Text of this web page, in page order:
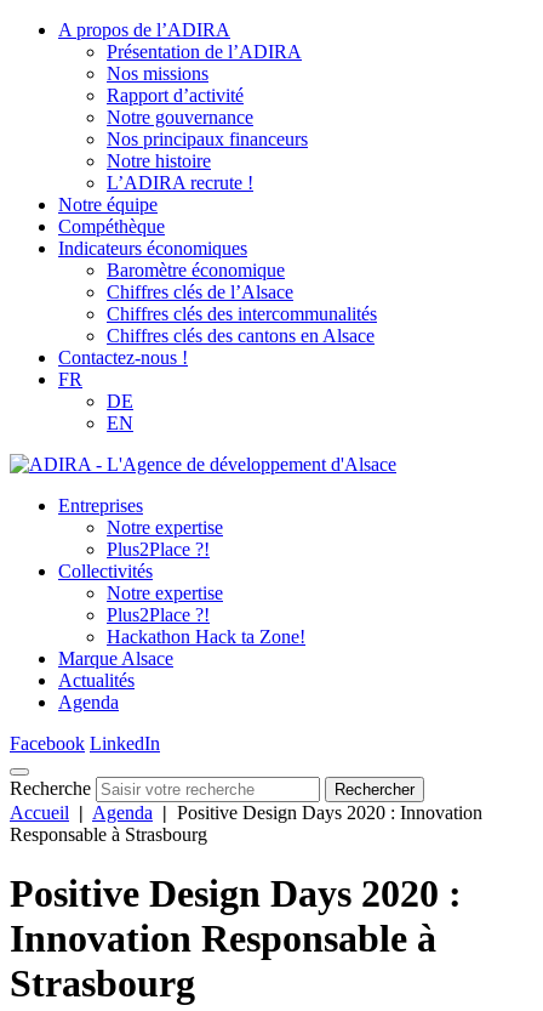
A propos de l’ADIRA
Présentation de l’ADIRA
Nos missions
Rapport d’activité
Notre gouvernance
Nos principaux financeurs
Notre histoire
L’ADIRA recrute !
Notre équipe
Compéthèque
Indicateurs économiques
Baromètre économique
Chiffres clés de l’Alsace
Chiffres clés des intercommunalités
Chiffres clés des cantons en Alsace
Contactez-nous !
FR
DE
EN
Entreprises
Notre expertise
Plus2Place ?!
Collectivités
Notre expertise
Plus2Place ?!
Hackathon Hack ta Zone!
Marque Alsace
Actualités
Agenda
Facebook LinkedIn
Recherche Rechercher
Accueil | Agenda | Positive Design Days 2020 : Innovation
Responsable à Strasbourg
Positive Design Days 2020 :
Innovation Responsable à
Strasbourg